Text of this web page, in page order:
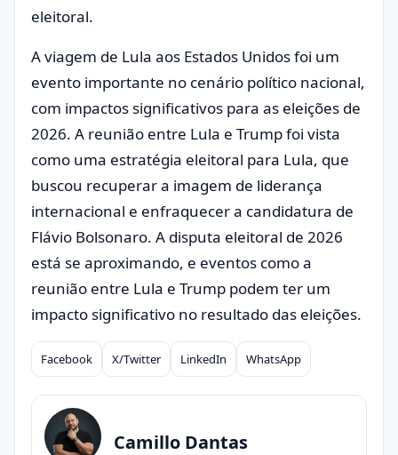
eleitoral.
A viagem de Lula aos Estados Unidos foi um
evento importante no cenário político nacional,
com impactos significativos para as eleições de
2026. A reunião entre Lula e Trump foi vista
como uma estratégia eleitoral para Lula, que
buscou recuperar a imagem de liderança
internacional e enfraquecer a candidatura de
Flávio Bolsonaro. A disputa eleitoral de 2026
está se aproximando, e eventos como a
reunião entre Lula e Trump podem ter um
impacto significativo no resultado das eleições.
Compartilhar
Facebook X/Twitter LinkedIn WhatsApp
Camillo Dantas